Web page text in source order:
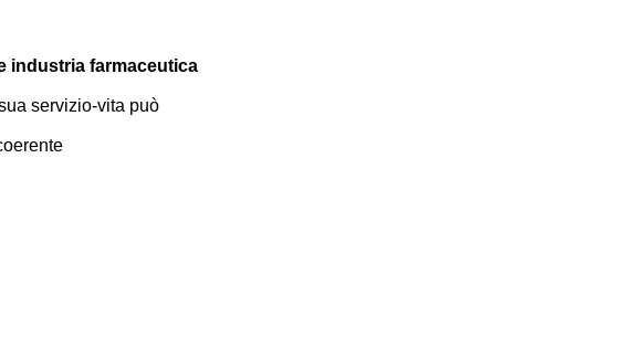
industria farmaceutica
servizio-vita può